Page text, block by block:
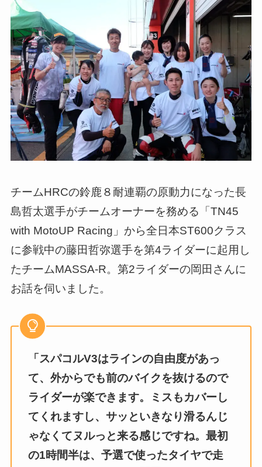
チームHRCの鈴鹿８耐連覇の原動力になった長
島哲太選手がチームオーナーを務める「TN45
with MotoUP Racing」から全日本ST600クラス
に参戦中の藤田哲弥選手を第4ライダーに起用し
たチームMASSA-R。第2ライダーの岡田さんに
お話を伺いました。
「スパコルV3はラインの自由度があっ
て、外からでも前のバイクを抜けるので
ライダーが楽できます。ミスもカバーし
てくれますし、サッといきなり滑るんじ
ゃなくてヌルっと来る感じですね。最初
の1時間半は、予選で使ったタイヤで走